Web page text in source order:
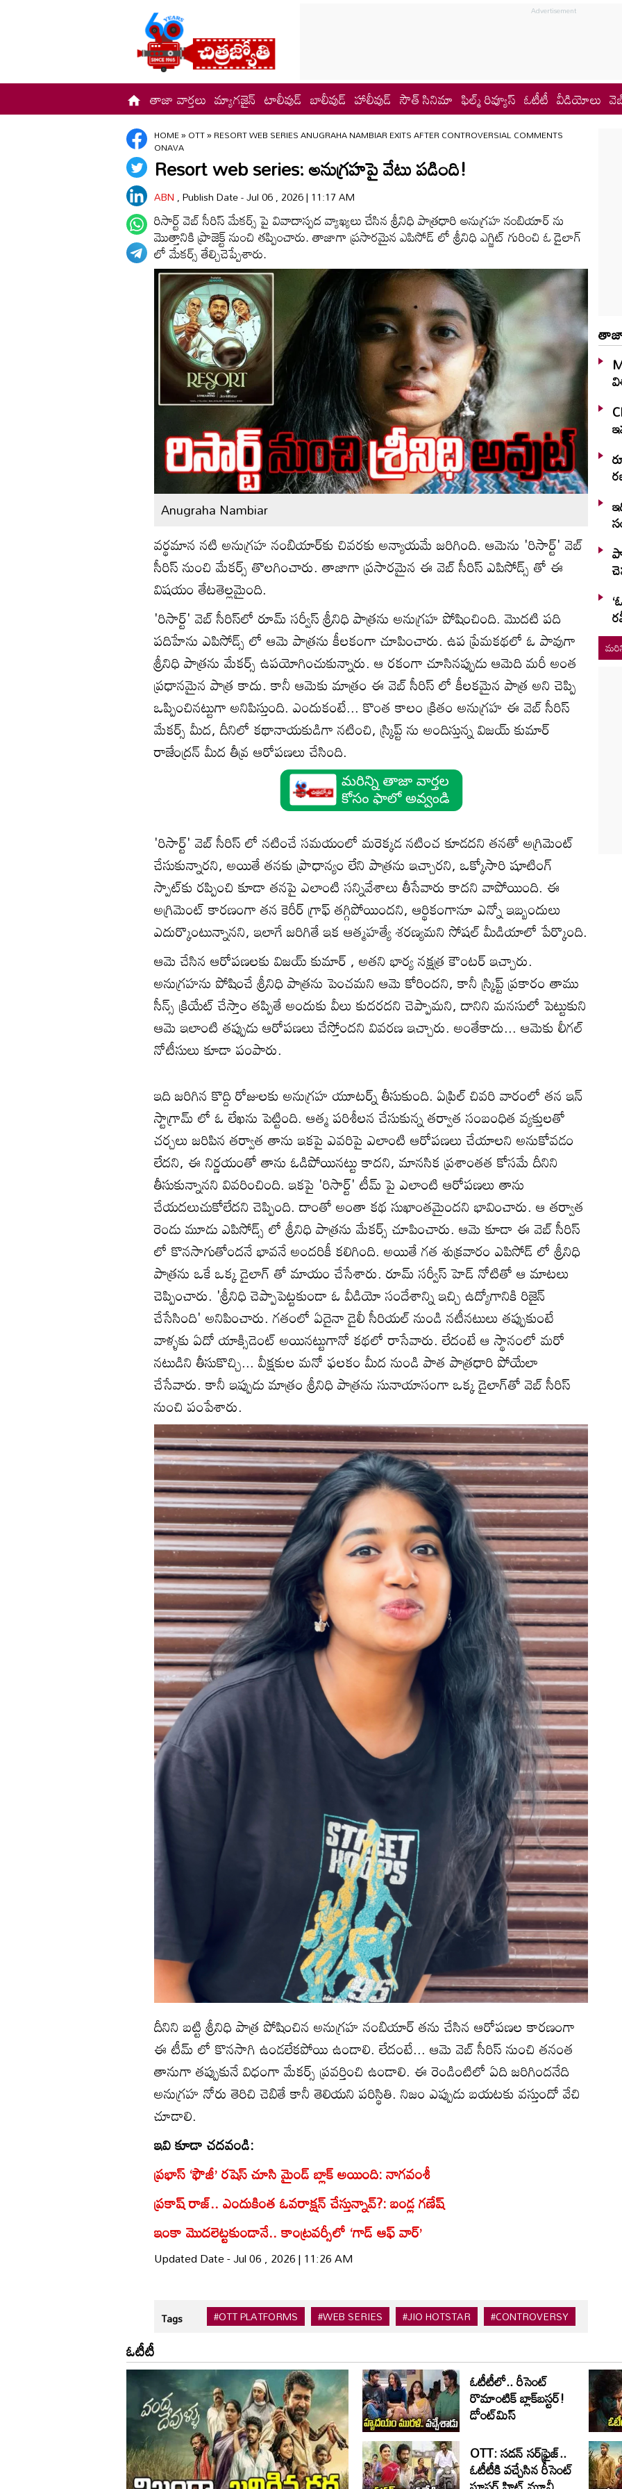
తాజా వార్తలు మ్యాగజైన్ టాలీవుడ్ బాలీవుడ్ హాలీవుడ్ సౌత్ సినిమా ఫిల్మ్ రివ్యూస్ ఓటీటీ వీడియోలు
HOME»OTT»RESORT WEB SERIES ANUGRAHA NAMBIAR EXITS AFTER CONTROVERSIAL COMMENTS
ONAVA
Resort web series: అనుగ్రహపై వేటు పడింది!
ABN, Publish Date - Jul 06 , 2026 | 11:17 AM
రిసార్ట్ వెబ్ సీరిస్ మేకర్స్ పై వివాదాస్పద వ్యాఖ్యలు చేసిన శ్రీనిధి పాత్రధారి అనుగ్రహ నంబియార్ ను
మొత్తానికి ప్రాజెక్ట్ నుంచి తప్పించారు. తాజాగా ప్రసారమైన ఎపిసోడ్ లో శ్రీనిధి ఎగ్జిట్ గురించి ఓ డైలాగ్
లో మేకర్స్ తేల్చిచెప్పేశారు.
Anugraha Nambiar
వర్థమాన నటి అనుగ్రహ నంబియార్‌కు చివరకు అన్యాయమే జరిగింది. ఆమెను 'రిసార్ట్' వెబ్
సీరిస్ నుంచి మేకర్స్ తొలగించారు. తాజాగా ప్రసారమైన ఈ వెబ్ సీరిస్ ఎపిసోడ్స్ తో ఈ
విషయం తేటతెల్లమైంది.
'రిసార్ట్' వెబ్ సీరిస్‌లో రూమ్ సర్వీస్ శ్రీనిధి పాత్రను అనుగ్రహ పోషించింది. మొదటి పది
పదిహేను ఎపిసోడ్స్ లో ఆమె పాత్రను కీలకంగా చూపించారు. ఉప ప్రేమకథలో ఓ పావుగా
శ్రీనిధి పాత్రను మేకర్స్ ఉపయోగించుకున్నారు. ఆ రకంగా చూసినప్పుడు ఆమెది మరీ అంత
ప్రధానమైన పాత్ర కాదు. కానీ ఆమెకు మాత్రం ఈ వెబ్ సీరిస్ లో కీలకమైన పాత్ర అని చెప్పి
ఒప్పించినట్టుగా అనిపిస్తుంది. ఎందుకంటే... కొంత కాలం క్రితం అనుగ్రహ ఈ వెబ్ సీరిస్
మేకర్స్ మీద, దీనిలో కథానాయకుడిగా నటించి, స్క్రిప్ట్ ను అందిస్తున్న విజయ్ కుమార్
రాజేంద్రన్ మీద తీవ్ర ఆరోపణలు చేసింది.
'రిసార్ట్' వెబ్ సీరిస్ లో నటించే సమయంలో మరెక్కడ నటించ కూడదని తనతో అగ్రిమెంట్
చేసుకున్నారని, అయితే తనకు ప్రాధాన్యం లేని పాత్రను ఇచ్చారని, ఒక్కోసారి షూటింగ్‌
స్పాట్‌కు రప్పించి కూడా తనపై ఎలాంటి సన్నివేశాలు తీసేవారు కాదని వాపోయింది. ఈ
అగ్రిమెంట్‌ కారణంగా తన కెరీర్‌ గ్రాఫ్ తగ్గిపోయిందని, ఆర్థికంగానూ ఎన్నో ఇబ్బందులు
ఎదుర్కొంటున్నానని, ఇలాగే జరిగితే ఇక ఆత్మహత్యే శరణ్యమని సోషల్ మీడియాలో పేర్కొంది.
ఆమె చేసిన ఆరోపణలకు విజయ్ కుమార్ , అతని భార్య నక్షత్ర కౌంటర్ ఇచ్చారు.
అనుగ్రహను పోషించే శ్రీనిధి పాత్రను పెంచమని ఆమె కోరిందని, కానీ స్క్రిప్ట్ ప్రకారం తాము
సీన్స్ క్రియేట్ చేస్తాం తప్పితే అందుకు వీలు కుదరదని చెప్పామని, దానిని మనసులో పెట్టుకుని
ఆమె ఇలాంటి తప్పుడు ఆరోపణలు చేస్తోందని వివరణ ఇచ్చారు. అంతేకాదు... ఆమెకు లీగల్
నోటీసులు కూడా పంపారు.
ఇది జరిగిన కొద్ది రోజులకు అనుగ్రహ యూటర్న్ తీసుకుంది. ఏప్రిల్‌ చివరి వారంలో తన ఇన్
స్టాగ్రామ్ లో ఓ లేఖను పెట్టింది. ఆత్మ పరిశీలన చేసుకున్న తర్వాత సంబంధిత వ్యక్తులతో
చర్చలు జరిపిన తర్వాత తాను ఇకపై ఎవరిపై ఎలాంటి ఆరోపణలు చేయాలని అనుకోవడం
లేదని, ఈ నిర్ణయంతో తాను ఓడిపోయినట్టు కాదని, మానసిక ప్రశాంతత కోసమే దీనిని
తీసుకున్నానని వివరించింది. ఇకపై 'రిసార్ట్' టీమ్‌ పై ఎలాంటి ఆరోపణలు తాను
చేయదలుచుకోలేదని చెప్పింది. దాంతో అంతా కథ సుఖాంతమైందని భావించారు. ఆ తర్వాత
రెండు మూడు ఎపిసోడ్స్ లో శ్రీనిధి పాత్రను మేకర్స్ చూపించారు. ఆమె కూడా ఈ వెబ్ సీరిస్‌
లో కొనసాగుతోందనే భావనే అందరికీ కలిగింది. అయితే గత శుక్రవారం ఎపిసోడ్ లో శ్రీనిధి
పాత్రను ఒకే ఒక్క డైలాగ్‌ తో మాయం చేసేశారు. రూమ్ సర్వీస్ హెడ్ నోటితో ఆ మాటలు
చెప్పించారు. 'శ్రీనిధి చెప్పాపెట్టకుండా ఓ వీడియో సందేశాన్ని ఇచ్చి ఉద్యోగానికి రిజైన్
చేసేసింది' అనిపించారు. గతంలో ఏదైనా డైలీ సీరియల్‌ నుండి నటీనటులు తప్పుకుంటే
వాళ్ళకు ఏదో యాక్సిడెంట్ అయినట్టుగానో కథలో రాసేవారు. లేదంటే ఆ స్థానంలో మరో
నటుడిని తీసుకొచ్చి... వీక్షకుల మనో ఫలకం మీద నుండి పాత పాత్రధారి పోయేలా
చేసేవారు. కానీ ఇప్పుడు మాత్రం శ్రీనిధి పాత్రను సునాయాసంగా ఒక్క డైలాగ్‌తో వెబ్ సీరిస్
నుంచి పంపేశారు.
దీనిని బట్టి శ్రీనిధి పాత్ర పోషించిన అనుగ్రహ నంబియార్ తను చేసిన ఆరోపణల కారణంగా
ఈ టీమ్ లో కొనసాగి ఉండలేకపోయి ఉండాలి. లేదంటే... ఆమె వెబ్ సీరిస్ నుంచి తనంత
తానుగా తప్పుకునే విధంగా మేకర్స్ ప్రవర్తించి ఉండాలి. ఈ రెండింటిలో ఏది జరిగిందనేది
అనుగ్రహ నోరు తెరిచి చెబితే కానీ తెలియని పరిస్థితి. నిజం ఎప్పుడు బయటకు వస్తుందో వేచి
చూడాలి.
ఇవి కూడా చదవండి:
ప్రభాస్ ‘ఫౌజీ’ రషెస్ చూసి మైండ్ బ్లాక్ అయింది: నాగవంశీ
ప్రకాష్ రాజ్.. ఎందుకింత ఓవరాక్షన్ చేస్తున్నావ్?: బండ్ల గణేష్
ఇంకా మొదలెట్టకుండానే.. కాంట్రవర్సీలో ‘గాడ్ ఆఫ్ వార్’
Updated Date - Jul 06 , 2026 | 11:26 AM
Tags #OTT PLATFORMS #WEB SERIES #JIO HOTSTAR #CONTROVERSY
తాజా
ఓటీటీ
ఓటీటీలో.. రీసెంట్
రొమాంటిక్‌ బ్లాక్‌బ‌స్ట‌ర్‌!
డోంట్‌మిస్‌
OTT: స‌డ‌న్ స‌ర్‌ఫ్రైజ్‌..
ఓటీటీకి వ‌చ్చేసిన రీసెంట్